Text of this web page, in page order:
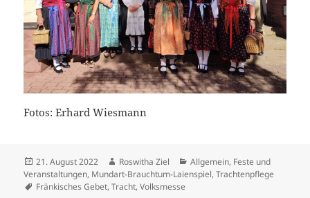
Fotos: Erhard Wiesmann
Veröffentlicht
am
21. August 2022 Autor
Roswitha Ziel Kategorien
Allgemein, Feste und
Veranstaltungen, Mundart-Brauchtum-Laienspiel,Trachtenpflege
Schlagwörter
Fränkisches Gebet,Tracht,Volksmesse